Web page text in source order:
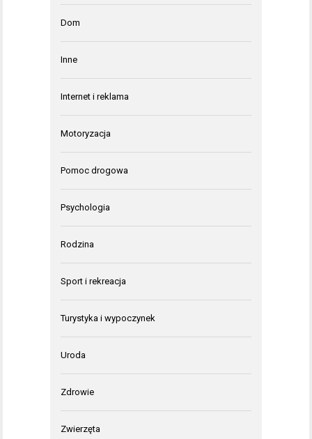
Dom
Inne
Internet i reklama
Motoryzacja
Pomoc drogowa
Psychologia
Rodzina
Sport i rekreacja
Turystyka i wypoczynek
Uroda
Zdrowie
Zwierzęta